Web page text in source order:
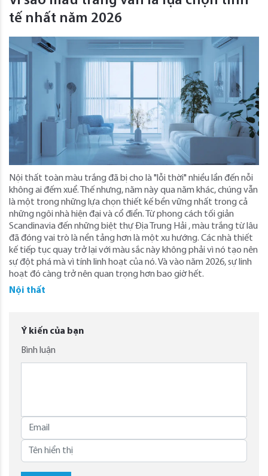
tế nhất năm 2026
Nội thất toàn màu trắng đã bị cho là "lỗi thời" nhiều lần đến nỗi
không ai đếm xuể. Thế nhưng, năm này qua năm khác, chúng vẫn
là một trong những lựa chọn thiết kế bền vững nhất trong cả
những ngôi nhà hiện đại và cổ điển. Từ phong cách tối giản
Scandinavia đến những biệt thự Địa Trung Hải , màu trắng từ lâu
đã đóng vai trò là nền tảng hơn là một xu hướng. Các nhà thiết
kế tiếp tục quay trở lại với màu sắc này không phải vì nó tạo nên
sự đột phá mà vì tính linh hoạt của nó. Và vào năm 2026, sự linh
hoạt đó càng trở nên quan trọng hơn bao giờ hết.
Nội thất
Ý kiến của bạn
Bình luận